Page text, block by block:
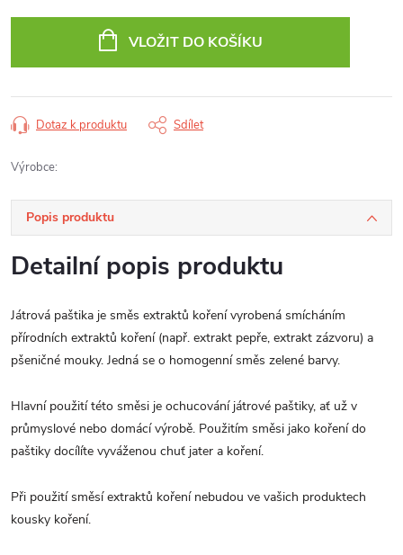
VLOŽIT DO KOŠÍKU
Dotaz k produktu Sdílet
Výrobce:
Popis produktu
Detailní popis produktu
Játrová paštika je směs extraktů koření vyrobená smícháním
přírodních extraktů koření (např. extrakt pepře, extrakt zázvoru) a
pšeničné mouky. Jedná se o homogenní směs zelené barvy.
Hlavní použití této směsi je ochucování játrové paštiky, ať už v
průmyslové nebo domácí výrobě. Použitím směsi jako koření do
paštiky docílíte vyváženou chuť jater a koření.
Při použití směsí extraktů koření nebudou ve vašich produktech
kousky koření.